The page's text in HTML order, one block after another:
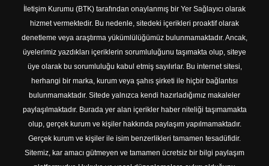
İletişim Kurumu (BTK) tarafından onaylanmış bir Yer Sağlayıcı olarak
hizmet vermektedir. Bu nedenle, sitedeki içerikleri proaktif olarak
denetleme veya araştırma yükümlülüğümüz bulunmamaktadır. Ancak,
üyelerimiz yazdıkları içeriklerin sorumluluğunu taşımakta olup, siteye
üye olarak bu sorumluluğu kabul etmiş sayılırlar. Bu internet sitesi,
herhangi bir marka, kurum veya şahıs şirketi ile hiçbir bağlantısı
bulunmamaktadır. Sitede yalnızca kendi hazırladığımız makaleler
paylaşılmaktadır. Burada yer alan içerikler haber niteliği taşımamakta
olup, gerçek kurum ve kişiler hakkında paylaşım yapılmamaktadır.
Gerçek kurum ve kişiler ile isim benzerlikleri tamamen tesadüfidir.
Sitemiz, kar amacı gütmeyen ve tamamen ücretsiz bir bilgi paylaşım